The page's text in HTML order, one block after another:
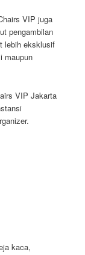
VIP juga
pengambilan
lebih eksklusif
maupun
VIP Jakarta
kaca,